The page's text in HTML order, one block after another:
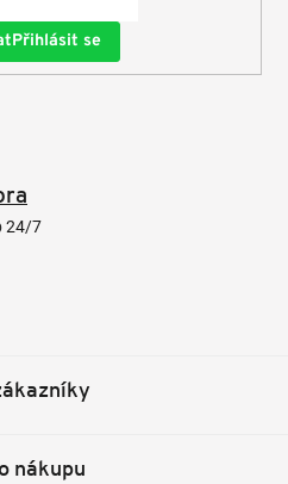
Přihlásit se
24/7
nákupu